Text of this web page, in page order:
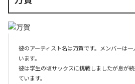
彼のアーティスト名は万賀です。メンバーは
います。
彼は学生の頃サックスに挑戦しましたが息が
ています。